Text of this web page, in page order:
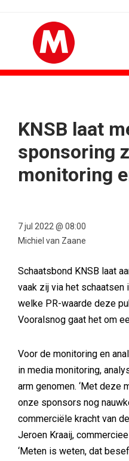
KNSB laat
sponsoring
monitoring
7 jul 2022 @ 08:00
Michiel van Zaane
Schaatsbond KNSB laat
vaak zij via het schaatsen
welke PR-waarde deze
Vooralsnog gaat het om
Voor de monitoring en
in media monitoring,
arm genomen. ‘Met deze
onze sponsors nog
commerciële kracht van
Jeroen Kraaij,
‘Meten is weten, dat